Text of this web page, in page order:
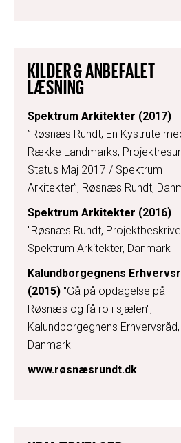
KILDER & ANBEFALET
LÆSNING
Spektrum Arkitekter (2017)
”Røsnæs Rundt, En Kystrute
Række Landmarks,
Status Maj 2017 / Spektrum
Arkitekter”, Røsnæs Rundt,
Spektrum Arkitekter (2016)
"Røsnæs Rundt,
Spektrum Arkitekter, Danmark
Kalundborgegnens
(2015)"Gå på opdagelse på
Røsnæs og få ro i sjælen",
Kalundborgegnens Erhvervsråd,
Danmark
www.røsnæsrundt.dk